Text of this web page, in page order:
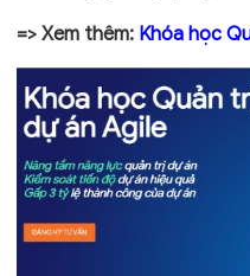
=> Xem thêm: Khóa học